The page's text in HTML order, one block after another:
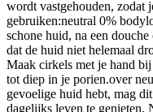
wordt vastgehouden, zodat
gebruiken:neutral 0%
schone huid, na een
dat de huid niet helemaal
Maak cirkels met je hand
tot diep in je porien.over
gevoelige huid hebt, mag
dagelijks leven te genieten.